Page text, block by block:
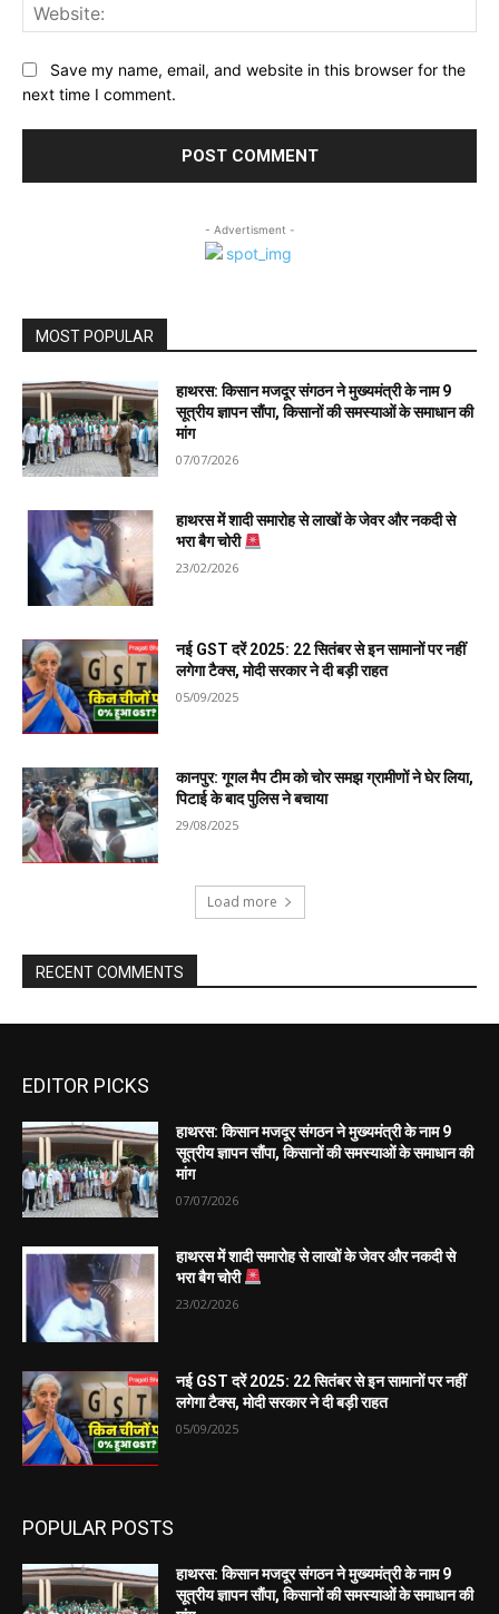
EDITOR PICKS
हाथरस: किसान मजदूर संगठन ने मुख्यमंत्री के नाम 9
सूत्रीय ज्ञापन सौंपा, किसानों की समस्याओं के समाधान की
मांग
07/07/2026
हाथरस में शादी समारोह से लाखों के जेवर और नकदी से
भरा बैग चोरी
23/02/2026
नई GST दरें 2025: 22 सितंबर से इन सामानों पर नहीं
लगेगा टैक्स, मोदी सरकार ने दी बड़ी राहत
05/09/2025
POPULAR POSTS
हाथरस: किसान मजदूर संगठन ने मुख्यमंत्री के नाम 9
सूत्रीय ज्ञापन सौंपा, किसानों की समस्याओं के समाधान की